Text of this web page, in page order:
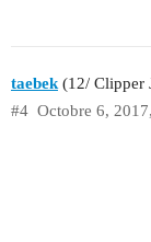
taebek (12/ Clipper
Octobre 6,
#4